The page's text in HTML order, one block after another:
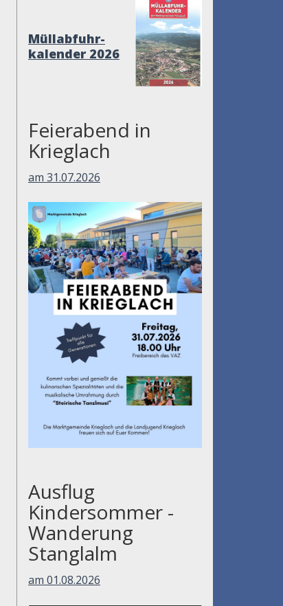
Müllabfuhr-
kalender 2026
Feierabend in
Krieglach
am 31.07.2026
Ausflug
Kindersommer -
Wanderung
Stanglalm
am 01.08.2026